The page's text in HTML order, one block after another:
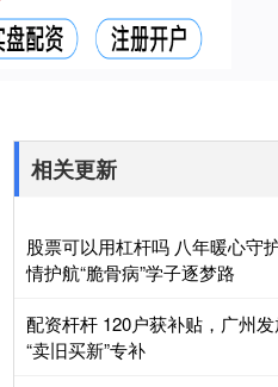
相关更新
股票可以用杠杆吗 八年暖心守
情护航“脆骨病”学子逐梦路
配资杆杆 120户获补贴，广州
“卖旧买新”专补